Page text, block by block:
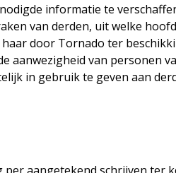
informatie te
van derden, uit welke
door Tornado ter
aanwezigheid van personen
in gebruik te geven aan